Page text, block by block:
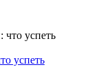
успеть